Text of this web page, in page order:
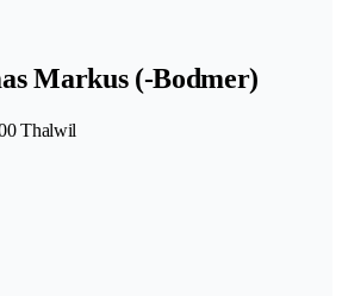
Markus (-Bodmer)
Thalwil